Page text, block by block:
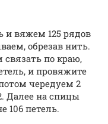
и вяжем 125 рядов
обрезав нить.
по краю,
и провяжите
чередуем 2
Далее на спицы
106 петель.